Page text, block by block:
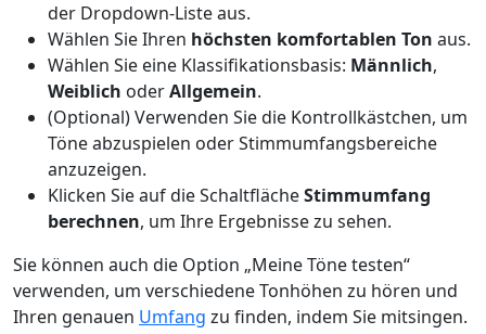
der Dropdown-Liste aus.
Wählen Sie Ihren höchsten komfortablen Ton aus.
Wählen Sie eine Klassifikationsbasis: Männlich,
Weiblich oderAllgemein.
(Optional) Verwenden Sie die Kontrollkästchen, um
Töne abzuspielen oder Stimmumfangsbereiche
anzuzeigen.
Klicken Sie auf die SchaltflächeStimmumfang
berechnen, um Ihre Ergebnisse zu sehen.
Sie können auch die Option „Meine Töne testen“
verwenden, um verschiedene Tonhöhen zu hören und
Ihren genauen Umfang zu finden, indem Sie mitsingen.